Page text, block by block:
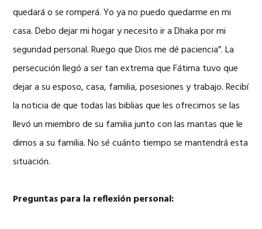
quedará o se romperá. Yo ya no puedo quedarme en mi
casa. Debo dejar mi hogar y necesito ir a Dhaka por mi
seguridad personal. Ruego que Dios me dé paciencia”. La
persecución llegó a ser tan extrema que Fátima tuvo que
dejar a su esposo, casa, familia, posesiones y trabajo. Recibí
la noticia de que todas las biblias que les ofrecimos se las
llevó un miembro de su familia junto con las mantas que le
dimos a su familia. No sé cuánto tiempo se mantendrá esta
situación.
Preguntas para la reflexión personal: